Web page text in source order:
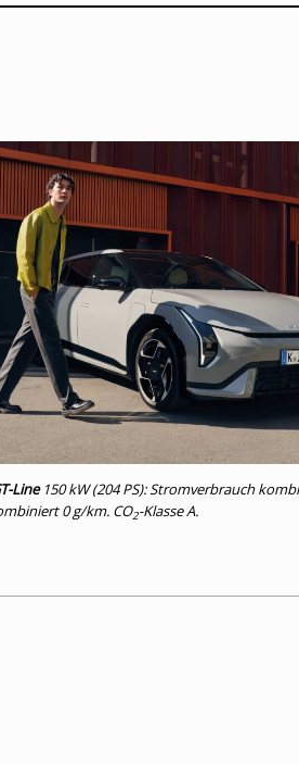
Line150 kW (204 PS): Stromverbrauch
0 g/km. CO2-Klasse A.